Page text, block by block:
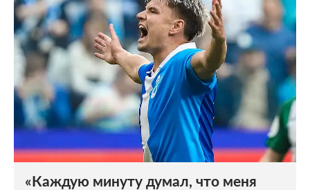
«Каждую минуту думал, что меня